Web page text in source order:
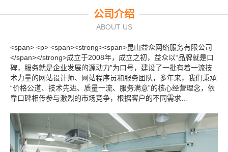
公司介绍
ABOUT US
<span> <p> <span><strong><span>昆山益众网络服务有限公司
</span></strong>成立于2008年，成立之初，益众以“品牌就是口
碑，服务就是企业发展的源动力”为口号，建设了一批有着一流技
术力量的网站设计师、网站程序员和服务团队，多年来，我们秉承
“价格公道、技术先进、质量一流、服务满意”的核心经营理念，依
靠口碑相传参与激烈的市场竞争，根据客户的不同需求…